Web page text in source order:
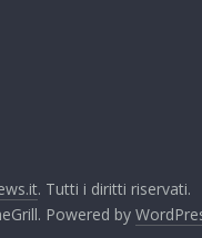
. Tutti i diritti riservati.
Powered by